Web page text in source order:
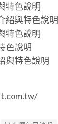
特色說明
紹與特色說明
特色說明
色說明
與特色說明